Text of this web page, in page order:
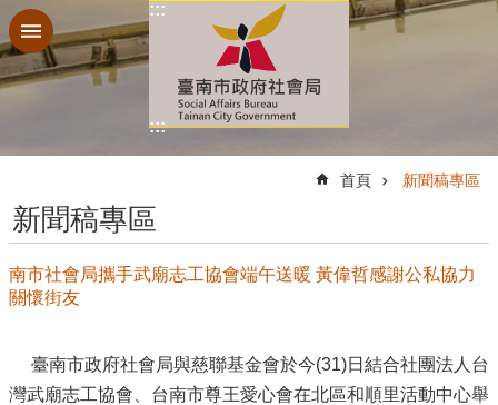
跳到主要內容區塊
:::
:::
首頁 新聞稿專區
新聞稿專區
南市社會局攜手武廟志工協會端午送暖 黃偉哲感謝公私協力
關懷街友
臺南市政府社會局與慈聯基金會於今(31)日結合社團法人台
灣武廟志工協會、台南市尊王愛心會在北區和順里活動中心舉